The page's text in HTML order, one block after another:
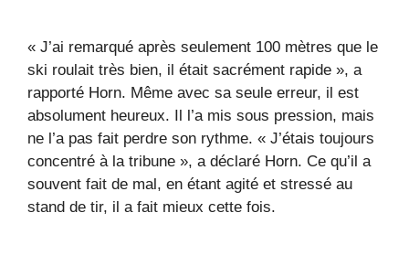
« J’ai remarqué après seulement 100 mètres que le
ski roulait très bien, il était sacrément rapide », a
rapporté Horn. Même avec sa seule erreur, il est
absolument heureux. Il l’a mis sous pression, mais
ne l’a pas fait perdre son rythme. « J’étais toujours
concentré à la tribune », a déclaré Horn. Ce qu’il a
souvent fait de mal, en étant agité et stressé au
stand de tir, il a fait mieux cette fois.